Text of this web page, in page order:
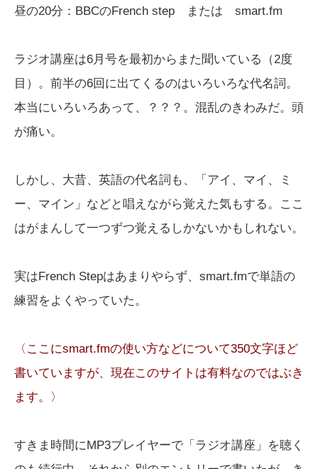
昼の20分：BBCのFrench step または smart.fm
ラジオ講座は6月号を最初からまた聞いている（2度
目）。前半の6回に出てくるのはいろいろな代名詞。
本当にいろいろあって、？？？。混乱のきわみだ。頭
が痛い。
しかし、大昔、英語の代名詞も、「アイ、マイ、ミ
ー、マイン」などと唱えながら覚えた気もする。ここ
はがまんして一つずつ覚えるしかないかもしれない。
実はFrench Stepはあまりやらず、smart.fmで単語の
練習をよくやっていた。
〈ここにsmart.fmの使い方などについて350文字ほど
書いていますが、現在このサイトは有料なのではぶき
ます。〉
すきま時間にMP3プレイヤーで「ラジオ講座」を聴く